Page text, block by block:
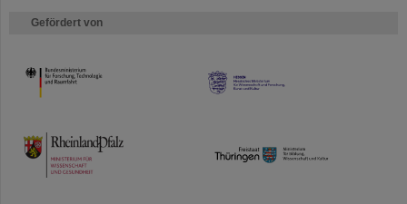
Gefördert von
HMWK
TMWWDG